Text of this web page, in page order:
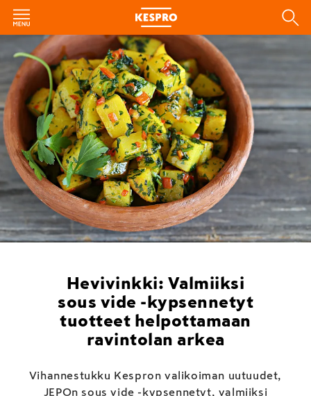
Hevivinkki: Valmiiksi
sous vide -kypsennetyt
tuotteet helpottamaan
ravintolan arkea
Vihannestukku Kespron valikoiman uutuudet,
JEPOn sous vide -kypsennetyt, valmiiksi